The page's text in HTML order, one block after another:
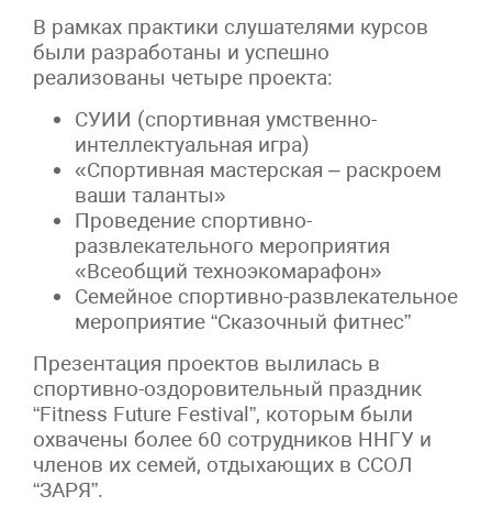
В рамках практики слушателями курсов
были разработаны и успешно
реализованы четыре проекта:
СУИИ (спортивная умственно-
интеллектуальная игра)
«Спортивная мастерская – раскроем
ваши таланты»
Проведение спортивно-
развлекательного мероприятия
«Всеобщий техноэкомарафон»
Семейное спортивно-развлекательное
мероприятие “Сказочный фитнес”
Презентация проектов вылилась в
спортивно-оздоровительный праздник
“Fitness Future Festival”, которым были
охвачены более 60 сотрудников ННГУ и
членов их семей, отдыхающих в ССОЛ
“ЗАРЯ”.